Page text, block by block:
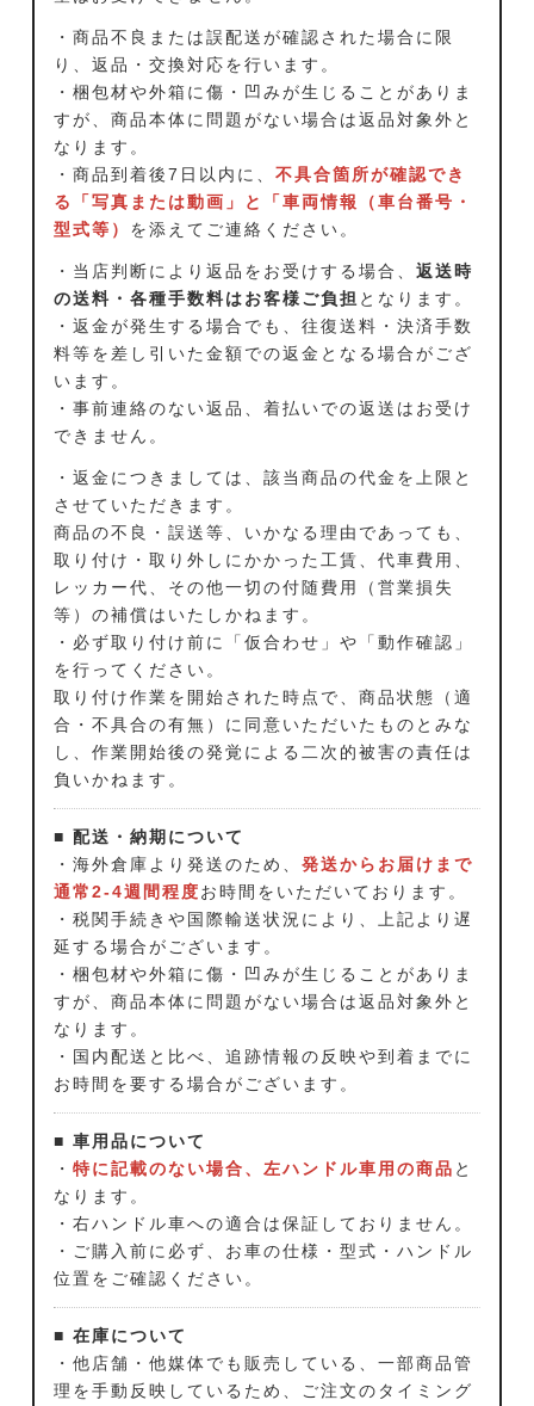
・商品不良または誤配送が確認された場合に限
り、返品・交換対応を行います。
・梱包材や外箱に傷・凹みが生じることがありま
すが、商品本体に問題がない場合は返品対象外と
なります。
・商品到着後7日以内に、 不具合箇所が確認でき
る「写真または動画」と「車両情報（車台番号・
型式等） を添えてご連絡ください。
・当店判断により返品をお受けする場合、 返送時
の送料・各種手数料はお客様ご負担 となります。
・返金が発生する場合でも、往復送料・決済手数
料等を差し引いた金額での返金となる場合がござ
います。
・事前連絡のない返品、着払いでの返送はお受け
できません。
・返金につきましては、該当商品の代金を上限と
させていただきます。
商品の不良・誤送等、いかなる理由であっても、
取り付け・取り外しにかかった工賃、代車費用、
レッカー代、その他一切の付随費用（営業損失
等）の補償はいたしかねます。
・必ず取り付け前に「仮合わせ」や「動作確認」
を行ってください。
取り付け作業を開始された時点で、商品状態（適
合・不具合の有無）に同意いただいたものとみな
し、作業開始後の発覚による二次的被害の責任は
負いかねます。
■ 配送・納期について
・海外倉庫より発送のため、 発送からお届けまで
通常2-4週間程度お時間をいただいております。
・税関手続きや国際輸送状況により、上記より遅
延する場合がございます。
・梱包材や外箱に傷・凹みが生じることがありま
すが、商品本体に問題がない場合は返品対象外と
なります。
・国内配送と比べ、追跡情報の反映や到着までに
お時間を要する場合がございます。
■ 車用品について
・ 特に記載のない場合、左ハンドル車用の商品 と
なります。
・右ハンドル車への適合は保証しておりません。
・ご購入前に必ず、お車の仕様・型式・ハンドル
位置をご確認ください。
■ 在庫について
・他店舗・他媒体でも販売している、一部商品管
理を手動反映しているため、ご注文のタイミング